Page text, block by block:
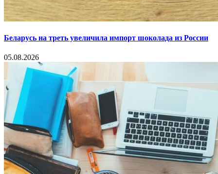
Беларусь на треть увеличила импорт шоколада из России
05.08.2026